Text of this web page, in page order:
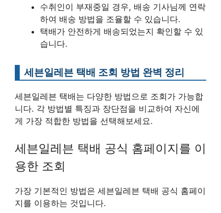
수취인이 부재중일 경우, 배송 기사님께 연락
하여 배송 방법을 조율할 수 있습니다.
택배가 안전하게 배송되었는지 확인할 수 있
습니다.
세븐일레븐 택배 조회 방법 완벽 정리
세븐일레븐 택배는 다양한 방법으로 조회가 가능합
니다. 각 방법별 특징과 장단점을 비교하여 자신에
게 가장 적합한 방법을 선택해보세요.
세븐일레븐 택배 공식 홈페이지를 이
용한 조회
가장 기본적인 방법은 세븐일레븐 택배 공식 홈페이
지를 이용하는 것입니다.